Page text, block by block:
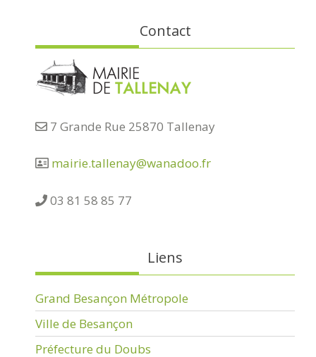
Contact
7 Grande Rue 25870 Tallenay
mairie.tallenay@wanadoo.fr
03 81 58 85 77
Liens
Grand Besançon Métropole
Ville de Besançon
Préfecture du Doubs